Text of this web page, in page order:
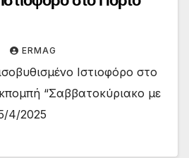
ERMAG
Ιστιοφόρο στο
“Σαββατοκύριακο με
4/2025